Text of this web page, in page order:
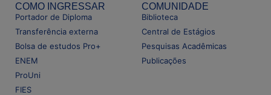
COMO INGRESSAR
Portador de Diploma
Transferência externa
Bolsa de estudos Pro+
ENEM
ProUni
FIES
COMUNIDADE
Biblioteca
Central de Estágios
Pesquisas Acadêmicas
Publicações